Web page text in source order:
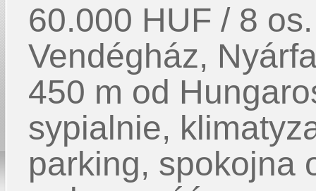
60.000 HUF / 8
Vendégház,
450 m od
sypialnie,
parking, spokojna